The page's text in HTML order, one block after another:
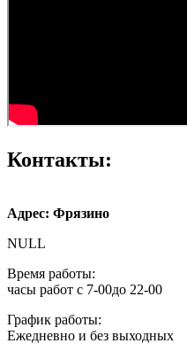
Контакты:
Адрес: Фрязино
NULL
Время работы:
часы работ с 7-00до 22-00
График работы:
Ежедневно и без выходных